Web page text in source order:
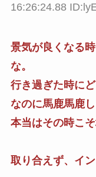
16:26:24.88
景気が良くなる
な。
行き過ぎた時に
なのに馬鹿馬鹿し
本当はその時こ
取り合えず、イ